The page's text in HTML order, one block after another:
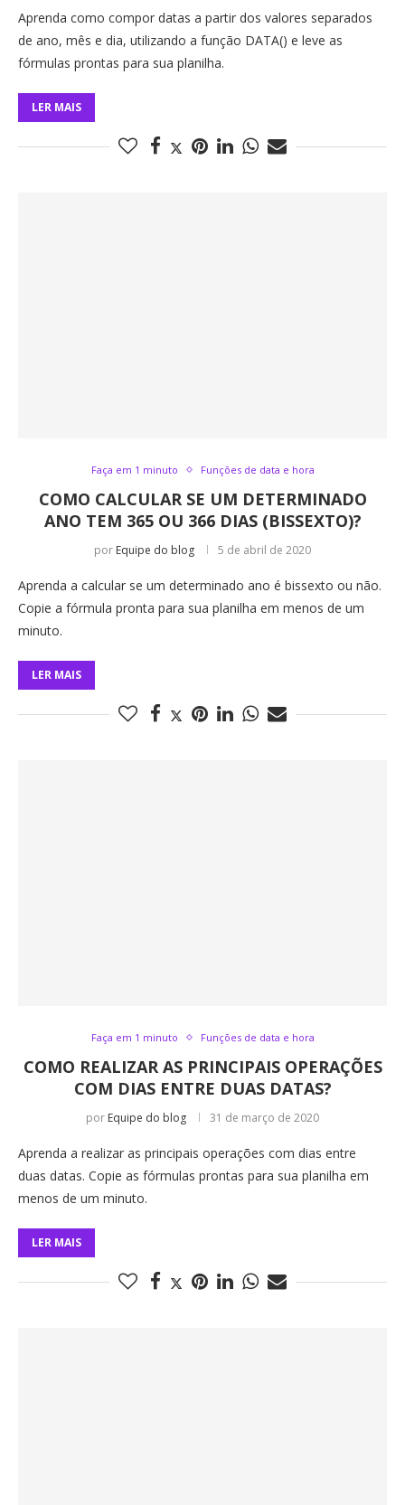
Aprenda como compor datas a partir dos valores separados
de ano, mês e dia, utilizando a função DATA() e leve as
fórmulas prontas para sua planilha.
LER MAIS
Faça em 1 minuto Funções de data e hora
COMO CALCULAR SE UM DETERMINADO
ANO TEM 365 OU 366 DIAS (BISSEXTO)?
por Equipe do blog 5 de abril de 2020
Aprenda a calcular se um determinado ano é bissexto ou não.
Copie a fórmula pronta para sua planilha em menos de um
minuto.
LER MAIS
Faça em 1 minuto Funções de data e hora
COMO REALIZAR AS PRINCIPAIS OPERAÇÕES
COM DIAS ENTRE DUAS DATAS?
por Equipe do blog 31 de março de 2020
Aprenda a realizar as principais operações com dias entre
duas datas. Copie as fórmulas prontas para sua planilha em
menos de um minuto.
LER MAIS